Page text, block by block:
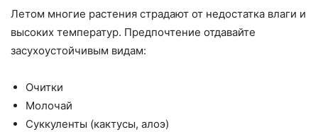
Летом многие растения страдают от недостатка влаги и
высоких температур. Предпочтение отдавайте
засухоустойчивым видам:
Очитки
Молочай
Суккуленты (кактусы, алоэ)